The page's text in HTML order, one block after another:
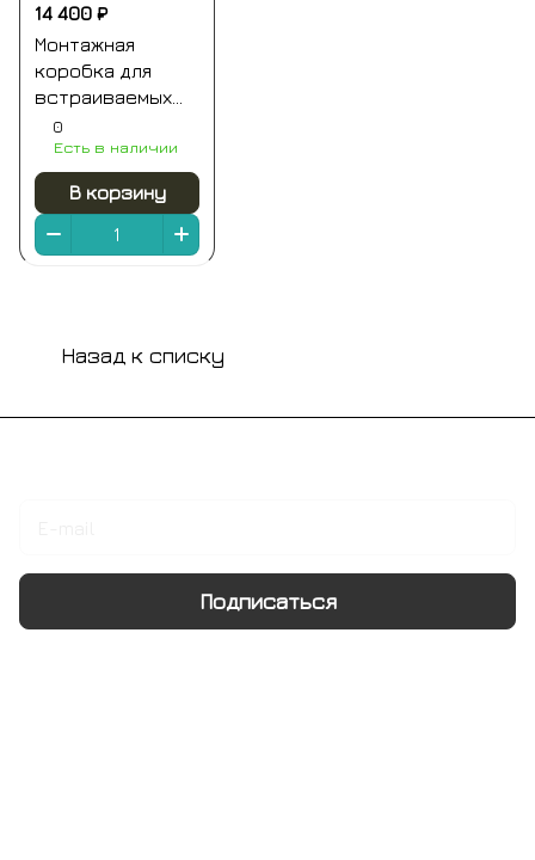
14 400 ₽
Монтажная
коробка для
встраиваемых
смесителей на 1-
2 выхода (для
ххх09kb и хх30kb)
remer
0
Есть в наличии
В корзину
Назад к списку
Подписаться